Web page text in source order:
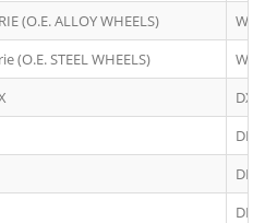
(O.E. ALLOY WHEELS)
(O.E. STEEL WHEELS)
DXA
DM2
DM2
DFK